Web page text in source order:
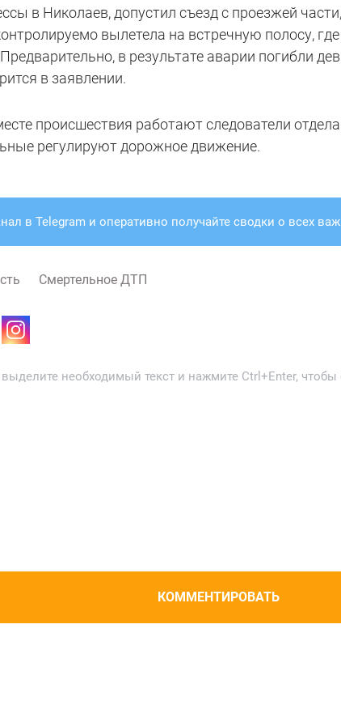
в Николаев, допустил съезд с проезжей
вылетела на встречную полосу,
в результате аварии погибли
в заявлении.
происшествия работают следователи
регулируют дорожное движение.
в Telegram и оперативно получайте сводки о всех
Смертельное ДТП
необходимый текст и нажмите Ctrl+Enter,
КОММЕНТИРОВАТЬ